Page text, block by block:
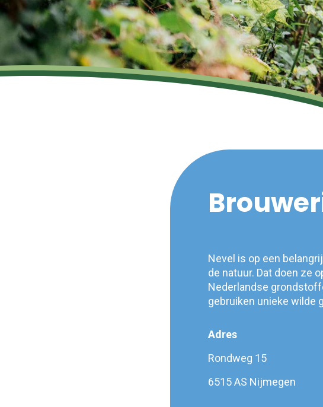
Nevel is op een
de natuur. Dat doen ze
Nederlandse
gebruiken unieke wilde
Adres
Rondweg 15
6515 AS Nijmegen